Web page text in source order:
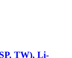
TW), Li-